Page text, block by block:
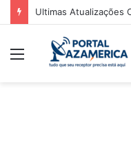
Ultimas Atualizações